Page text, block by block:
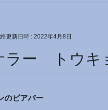
更新日時 : 2022年4月8日
ラー トウキ
のビアバー